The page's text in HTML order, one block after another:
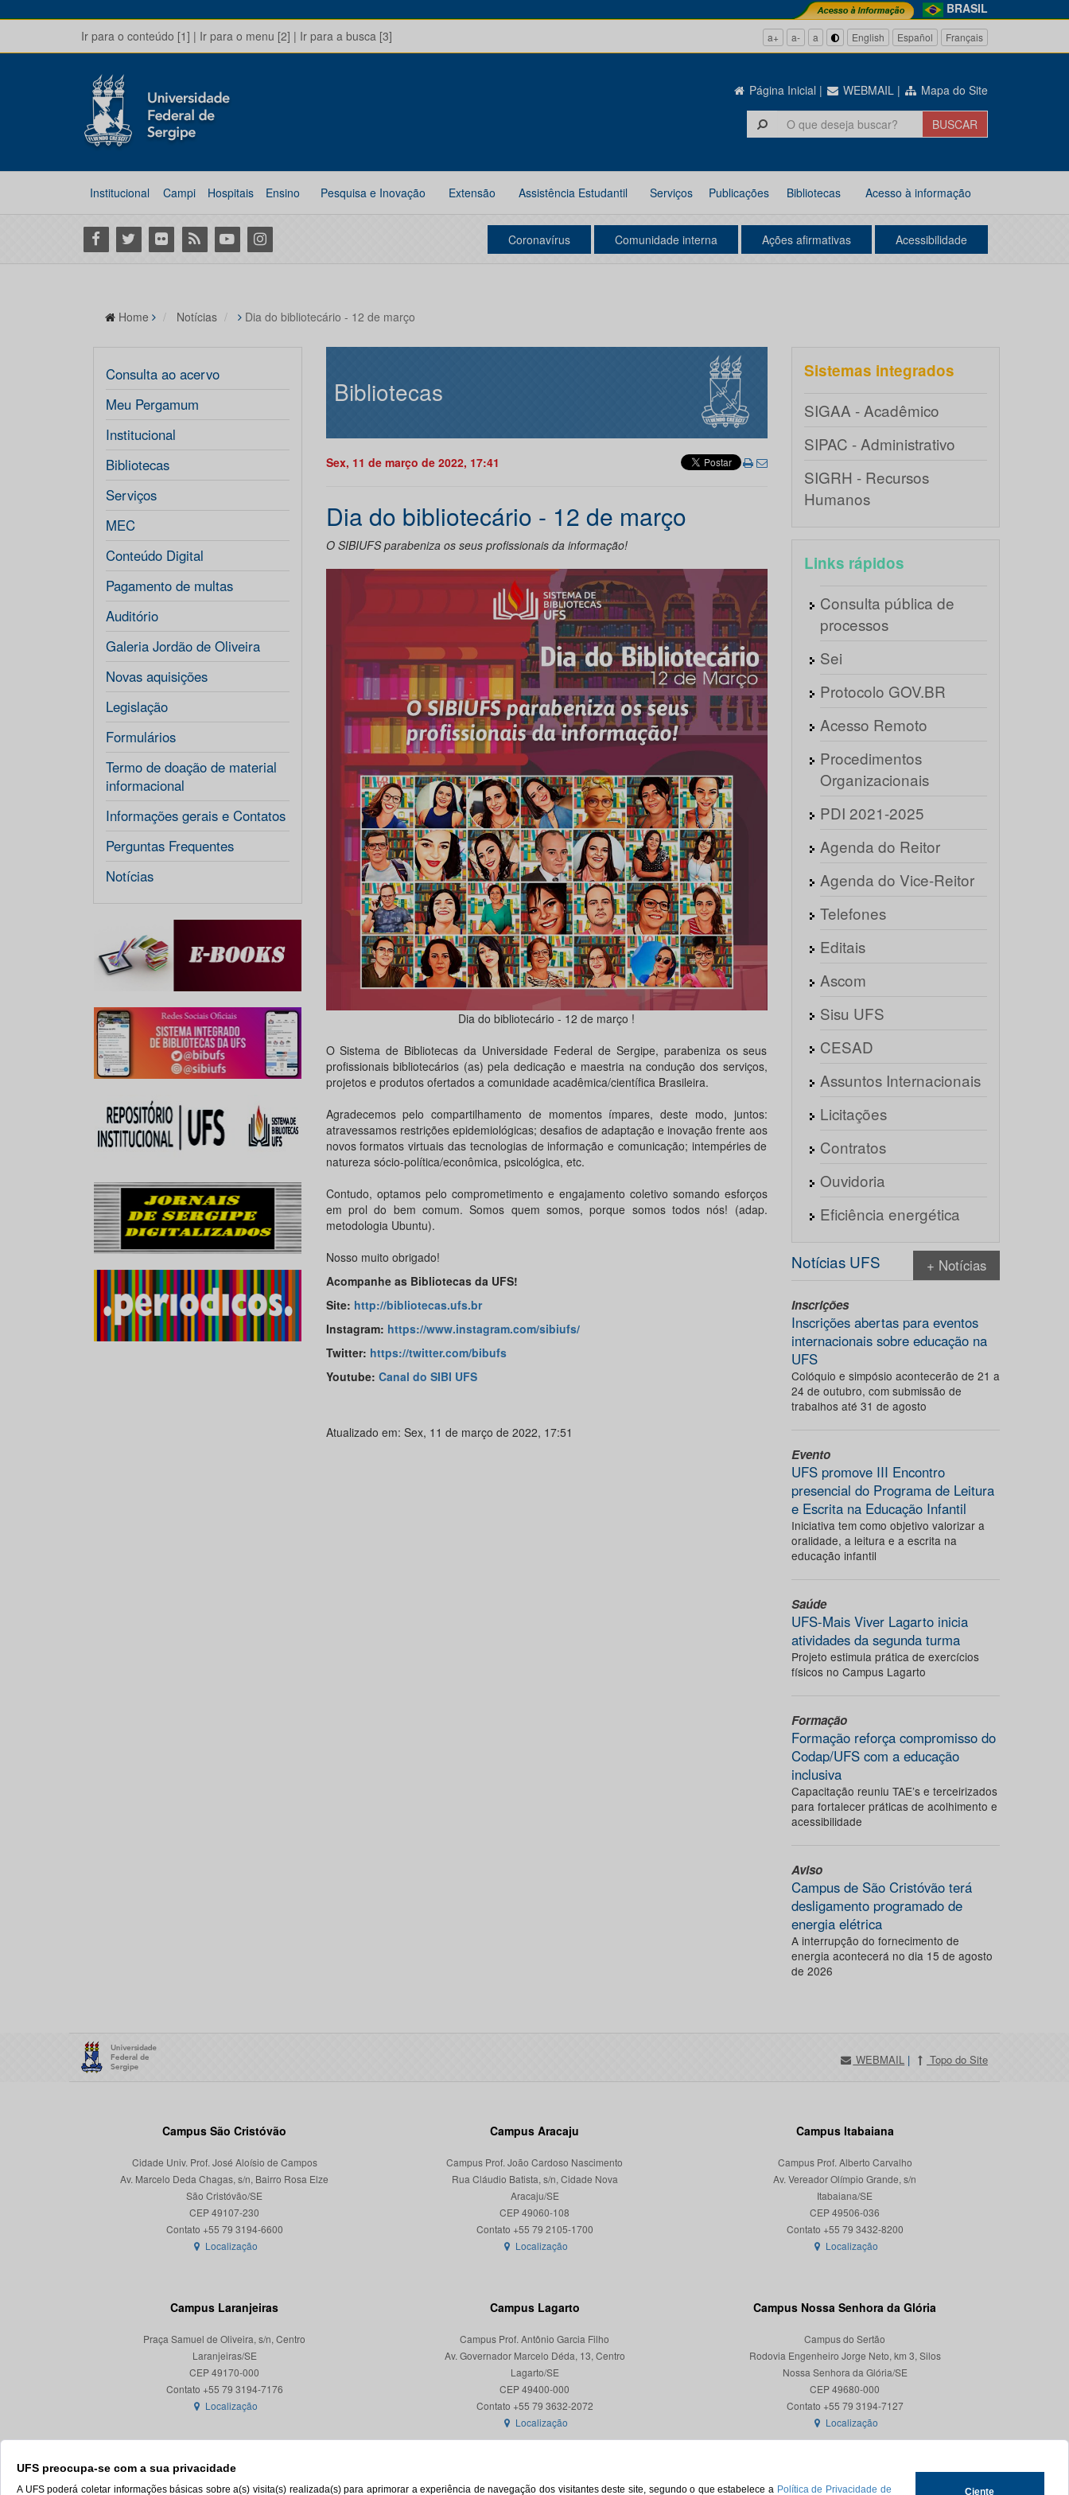
BRASIL
Ir para o conteúdo [1] | Ir para o menu [2] | Ir para a busca [3] a+ a- a English Español Français
Página Inicial | WEBMAIL | Mapa do Site
Institucional Campi Hospitais Ensino Pesquisa e Inovação Extensão Assistência Estudantil Serviços Publicações Bibliotecas Acesso à informação
Facebook
Twitter Flickr RSS YoutubeInstagram Coronavírus Comunidade interna Ações afirmativas Acessibilidade
UFS preocupa-se com a sua privacidade
A UFS poderá coletar informações básicas sobre a(s) visita(s) realizada(s) para aprimorar a experiência de navegação dos visitantes deste site, segundo o que estabelece a Política de Privacidade de Ciente
Home Notícias Dia do bibliotecário - 12 de março
Consulta ao acervo
Meu Pergamum
Institucional
Bibliotecas
Serviços
MEC
Conteúdo Digital
Pagamento de multas
Auditório
Galeria Jordão de Oliveira
Novas aquisições
Legislação
Formulários
Termo de doação de material
informacional
Informações gerais e Contatos
Perguntas Frequentes
Notícias
Bibliotecas
Sex, 11 de março de 2022, 17:41
Dia do bibliotecário - 12 de março
O SIBIUFS parabeniza os seus profissionais da informação!
Dia do bibliotecário - 12 de março !
O Sistema de Bibliotecas da Universidade Federal de Sergipe, parabeniza os seus
profissionais bibliotecários (as) pela dedicação e maestria na condução dos serviços,
projetos e produtos ofertados a comunidade acadêmica/científica Brasileira.
Agradecemos pelo compartilhamento de momentos ímpares, deste modo, juntos:
atravessamos restrições epidemiológicas; desafios de adaptação e inovação frente aos
novos formatos virtuais das tecnologias de informação e comunicação; intempéries de
natureza sócio-política/econômica, psicológica, etc.
Contudo, optamos pelo comprometimento e engajamento coletivo somando esforços
em prol do bem comum. Somos quem somos, porque somos todos nós! (adap.
metodologia Ubuntu).
Nosso muito obrigado!
Acompanhe as Bibliotecas da UFS!
Site: http://bibliotecas.ufs.br
Instagram: https://www.instagram.com/sibiufs/
Twitter: https://twitter.com/bibufs
Youtube: Canal do SIBI UFS
Atualizado em: Sex, 11 de março de 2022, 17:51
Sistemas integrados
SIGAA - Acadêmico
SIPAC - Administrativo
SIGRH - Recursos
Humanos
Links rápidos
Consulta pública de
processos
Sei
Protocolo GOV.BR
Acesso Remoto
Procedimentos
Organizacionais
PDI 2021-2025
Agenda do Reitor
Agenda do Vice-Reitor
Telefones
Editais
Ascom
Sisu UFS
CESAD
Assuntos Internacionais
Licitações
Contratos
Ouvidoria
Eficiência energética
Notícias UFS + Notícias
Inscrições
Inscrições abertas para eventos
internacionais sobre educação na
UFS
Colóquio e simpósio acontecerão de 21 a
24 de outubro, com submissão de
trabalhos até 31 de agosto
Evento
UFS promove III Encontro
presencial do Programa de Leitura
e Escrita na Educação Infantil
Iniciativa tem como objetivo valorizar a
oralidade, a leitura e a escrita na
educação infantil
Saúde
UFS-Mais Viver Lagarto inicia
atividades da segunda turma
Projeto estimula prática de exercícios
físicos no Campus Lagarto
Formação
Formação reforça compromisso do
Codap/UFS com a educação
inclusiva
Capacitação reuniu TAE’s e terceirizados
para fortalecer práticas de acolhimento e
acessibilidade
Aviso
Campus de São Cristóvão terá
desligamento programado de
energia elétrica
A interrupção do fornecimento de
energia acontecerá no dia 15 de agosto
de 2026
WEBMAIL | Topo do Site
Campus São Cristóvão
Cidade Univ. Prof. José Aloísio de Campos
Av. Marcelo Deda Chagas, s/n, Bairro Rosa Elze
São Cristóvão/SE
CEP 49107-230
Localização
Campus Aracaju
Campus Prof. João Cardoso Nascimento
Rua Cláudio Batista, s/n, Cidade Nova
Aracaju/SE
CEP 49060-108
Localização
Campus Itabaiana
Campus Prof. Alberto Carvalho
Av. Vereador Olímpio Grande, s/n
Itabaiana/SE
CEP 49506-036
Localização
Campus Laranjeiras
Praça Samuel de Oliveira, s/n, Centro
Laranjeiras/SE
CEP 49170-000
Localização
Campus Lagarto
Campus Prof. Antônio Garcia Filho
Av. Governador Marcelo Déda, 13, Centro
Lagarto/SE
CEP 49400-000
Localização
Campus Nossa Senhora da Glória
Campus do Sertão
Rodovia Engenheiro Jorge Neto, km 3, Silos
Nossa Senhora da Glória/SE
CEP 49680-000
Contato +55 79 3194-7127
Localização